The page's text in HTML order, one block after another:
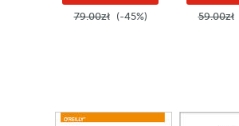
79.00zł (-45%) 59.00zł